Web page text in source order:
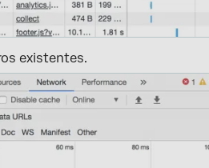
existentes.